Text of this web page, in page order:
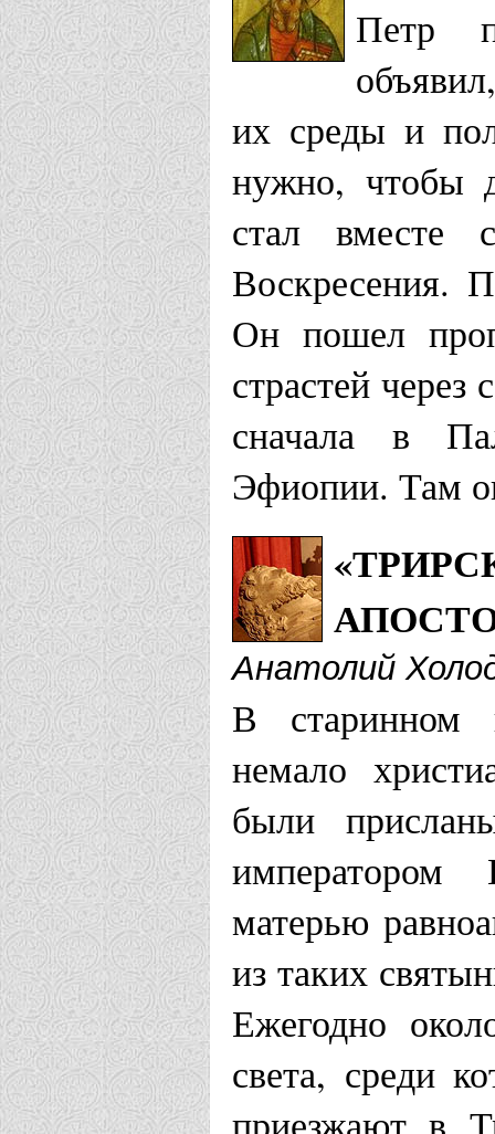
Петр
их среды и
нужно, чтобы
стал вместе
Воскресения.
Он пошел
страстей через
сначала в
Эфиопии. Там
Анатолий
В старинном
немало
были
матерью
из таких
Ежегодно
света, среди
приезжают в